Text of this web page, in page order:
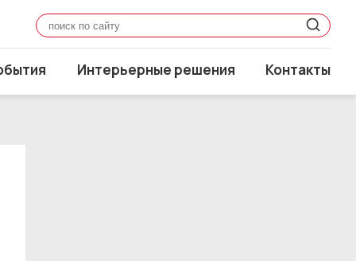
Интерьерные решения Контакты